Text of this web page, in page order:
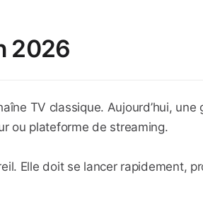
2026
TV classique. Aujourd’hui,
ou plateforme de streaming.
Elle doit se lancer rapidement,